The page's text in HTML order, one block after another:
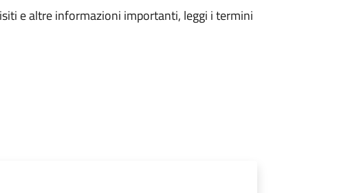
e altre informazioni importanti, leggi i termini